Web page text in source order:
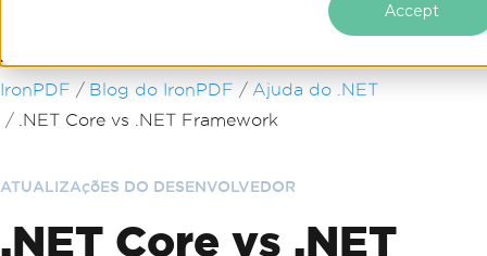
Accept
Ir para o conteúdo do rodapé
IronPDF Blog do IronPDF
Ajuda do .NET
.NET Core vs .NET Framework
ATUALIZAçõES DO DESENVOLVEDOR
.NET Core vs .NET